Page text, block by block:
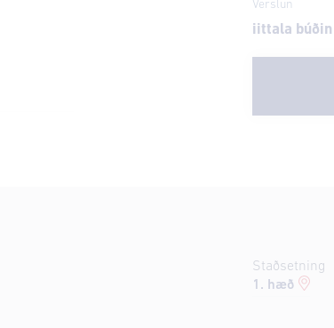
Verslun
iittala búðin
Staðsetning
1. hæð